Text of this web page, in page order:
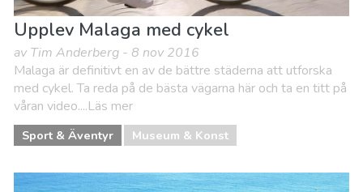
Upplev Malaga med cykel
av Tim Anderberg - 8 nov 2016
Malaga är definitivt en av de bättre städerna att utforska
med cykel. Ta reda på de bästa vägarna här och ta en titt på
våran video....Läs mer
Sport & Äventyr Museum & Konst